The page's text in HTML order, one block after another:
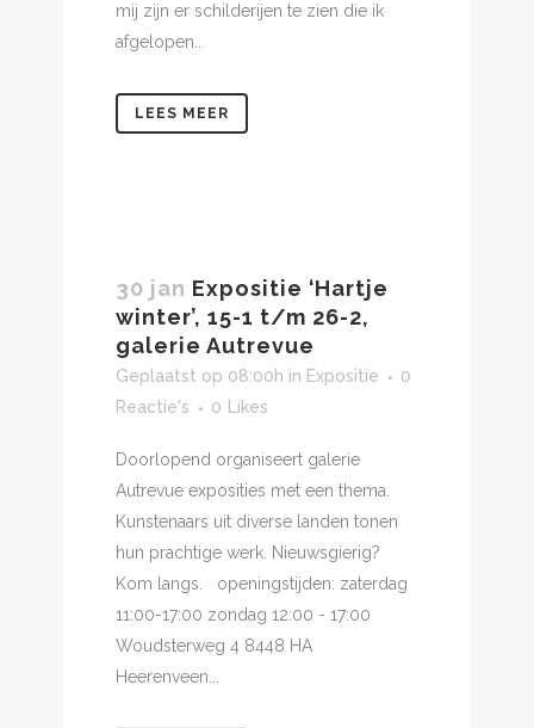
mij zijn er schilderijen te zien die ik
afgelopen...
LEES MEER
30 jan Expositie ‘Hartje
winter’, 15-1 t/m 26-2,
galerie Autrevue
Geplaatst op 08:00h in Expositie
0
Reactie's
0 Likes
Doorlopend organiseert galerie
Autrevue exposities met een thema.
Kunstenaars uit diverse landen tonen
hun prachtige werk. Nieuwsgierig?
Kom langs. openingstijden: zaterdag
11:00-17:00 zondag 12:00 - 17:00
Woudsterweg 4 8448 HA
Heerenveen...